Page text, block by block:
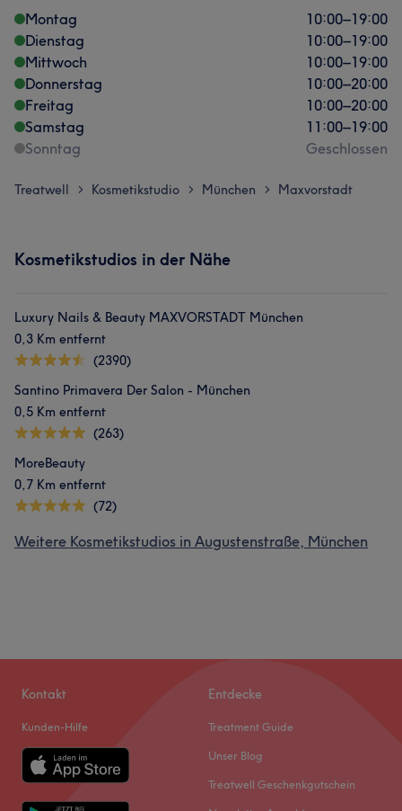
Montag
10:00–19:00
Dienstag
10:00–19:00
Mittwoch
10:00–19:00
Donnerstag
10:00–20:00
Freitag
10:00–20:00
Samstag
11:00–19:00
Sonntag
Geschlossen
Treatwell > Kosmetikstudio > München > Maxvorstadt
Kosmetikstudios in der Nähe
Luxury Nails & Beauty MAXVORSTADT München
0,3 Km entfernt
(2390)
Santino Primavera Der Salon - München
0,5 Km entfernt
(263)
MoreBeauty
0,7 Km entfernt
(72)
Weitere Kosmetikstudios in Augustenstraße, München
Kontakt
Kunden-Hilfe
Entdecke
Treatment Guide
Unser Blog
Treatwell Geschenkgutschein